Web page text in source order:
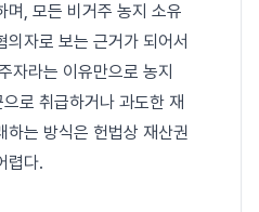
며, 모든 비거주 농지 소유
자로 보는 근거가 되어서
자라는 이유만으로 농지
로 취급하거나 과도한 재
하는 방식은 헌법상 재산권
렵다.